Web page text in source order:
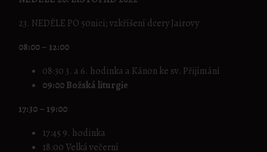
23. NEDĚLE PO 50nici; vzkříšení dcery Jairovy
08:00 – 12:00
08:30 3. a 6. hodinka a Kánon ke sv. Přijímání
09:00 Božská liturgie
17:30 – 19:00
17:45 9. hodinka
18:00 Velká večerní